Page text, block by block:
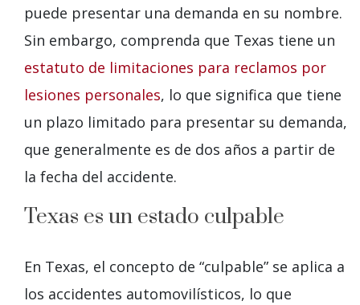
puede presentar una demanda en su nombre.
Sin embargo, comprenda que Texas tiene un
estatuto de limitaciones para reclamos por
lesiones personales, lo que significa que tiene
un plazo limitado para presentar su demanda,
que generalmente es de dos años a partir de
la fecha del accidente.
Texas es un estado culpable
En Texas, el concepto de “culpable” se aplica a
los accidentes automovilísticos, lo que